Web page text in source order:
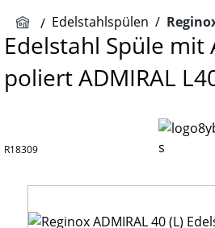
Edelstahlspülen /
Edelstahl Spüle
poliert ADMIRAL
R18309